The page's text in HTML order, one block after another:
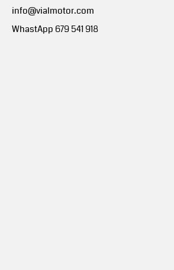
info@vialmotor.com
WhastApp 679 541 918